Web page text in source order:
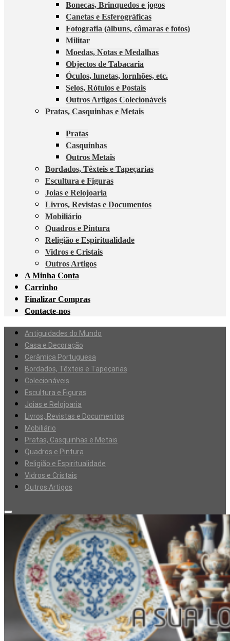
Bonecas, Brinquedos e jogos
Canetas e Esferográficas
Fotografia (álbuns, câmaras e fotos)
Militar
Moedas, Notas e Medalhas
Objectos de Tabacaria
Óculos, lunetas, lornhões, etc.
Selos, Rótulos e Postais
Outros Artigos Colecionáveis
Pratas, Casquinhas e Metais
Pratas
Casquinhas
Outros Metais
Bordados, Têxteis e Tapeçarias
Escultura e Figuras
Joias e Relojoaria
Livros, Revistas e Documentos
Mobiliário
Quadros e Pintura
Religião e Espiritualidade
Vidros e Cristais
Outros Artigos
A Minha Conta
Carrinho
Finalizar Compras
Contacte-nos
Antiguidades do Mundo
Casa e Decoração
Cerâmica Portuguesa
Bordados, Têxteis e Tapeçarias
Colecionáveis
Escultura e Figuras
Joias e Relojoaria
Livros, Revistas e Documentos
Mobiliário
Pratas, Casquinhas e Metais
Quadros e Pintura
Religião e Espiritualidade
Vidros e Cristais
Outros Artigos